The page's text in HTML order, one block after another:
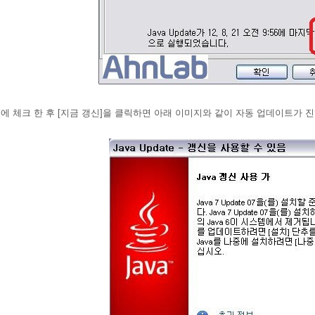
체크 한 후 [지금 갱신]을 클릭하면 아래 이미지와 같이 자동 업데이트가